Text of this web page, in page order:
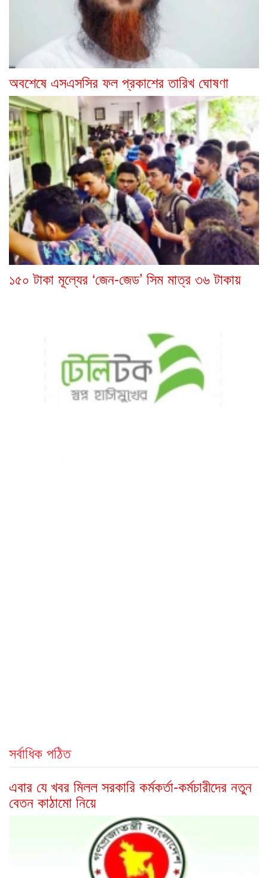
অবশেষে এসএসসির ফল প্রকাশের তারিখ ঘোষণা
১৫০ টাকা মূল্যের ‘জেন-জেড’ সিম মাত্র ৩৬ টাকায়
সর্বাধিক পঠিত
এবার যে খবর মিলল সরকারি কর্মকর্তা-কর্মচারীদের নতুন
বেতন কাঠামো নিয়ে